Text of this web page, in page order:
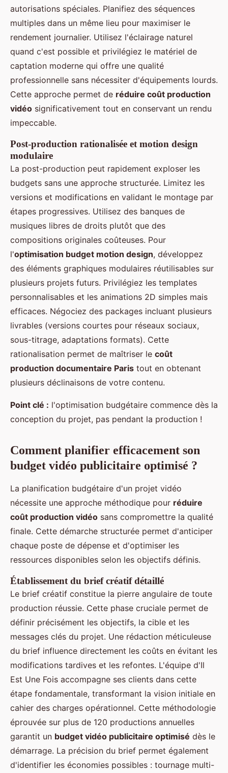
autorisations spéciales. Planifiez des séquences
multiples dans un même lieu pour maximiser le
rendement journalier. Utilisez l'éclairage naturel
quand c'est possible et privilégiez le matériel de
captation moderne qui offre une qualité
professionnelle sans nécessiter d'équipements lourds.
Cette approche permet de réduire coût production
vidéo significativement tout en conservant un rendu
impeccable.
Post-production rationalisée et motion design
modulaire
La post-production peut rapidement exploser les
budgets sans une approche structurée. Limitez les
versions et modifications en validant le montage par
étapes progressives. Utilisez des banques de
musiques libres de droits plutôt que des
compositions originales coûteuses. Pour
l'optimisation budget motion design, développez
des éléments graphiques modulaires réutilisables sur
plusieurs projets futurs. Privilégiez les templates
personnalisables et les animations 2D simples mais
efficaces. Négociez des packages incluant plusieurs
livrables (versions courtes pour réseaux sociaux,
sous-titrage, adaptations formats). Cette
rationalisation permet de maîtriser le coût
production documentaire Paris tout en obtenant
plusieurs déclinaisons de votre contenu.
Point clé : l'optimisation budgétaire commence dès la
conception du projet, pas pendant la production !
Comment planifier efficacement son
budget vidéo publicitaire optimisé ?
La planification budgétaire d'un projet vidéo
nécessite une approche méthodique pour réduire
coût production vidéo sans compromettre la qualité
finale. Cette démarche structurée permet d'anticiper
chaque poste de dépense et d'optimiser les
ressources disponibles selon les objectifs définis.
Établissement du brief créatif détaillé
Le brief créatif constitue la pierre angulaire de toute
production réussie. Cette phase cruciale permet de
définir précisément les objectifs, la cible et les
messages clés du projet. Une rédaction méticuleuse
du brief influence directement les coûts en évitant les
modifications tardives et les refontes. L'équipe d'Il
Est Une Fois accompagne ses clients dans cette
étape fondamentale, transformant la vision initiale en
cahier des charges opérationnel. Cette méthodologie
éprouvée sur plus de 120 productions annuelles
garantit un budget vidéo publicitaire optimisé dès le
démarrage. La précision du brief permet également
d'identifier les économies possibles : tournage multi-